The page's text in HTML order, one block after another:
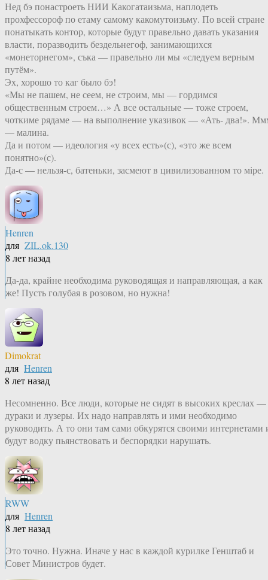
Нед бэ понастроеть НИИ Какогатаизьма, наплодеть
прохфессороф по етаму самому какомутоизьму. По всей стране
понатыкать контор, которые будут правельно давать указания
власти, поразводить бездельнегоф, занимающихся
«монеторнегом», съка — правельно ли мы «следуем верным
путём».
Эх, хорошо то каг было бэ!
«Мы не пашем, не сеем, не строим, мы — гордимся
общественным строем…» А все остальные — тоже строем,
чоткиме рядаме — на выполнение указивок — «Ать- два!».
— малина.
Да и потом — идеология «у всех есть»(с), «это же всем
понятно»(с).
Да-с — нельзя-с, батеньки, засмеют в цивилизованном то мiре.
Henren
для ZIL.ok.130
8 лет назад
Да-да, крайне необходима руководящая и направляющая, а как
же! Пусть голубая в розовом, но нужна!
Dimokrat
для Henren
8 лет назад
Несомненно. Все люди, которые не сидят в высоких креслах —
дураки и лузеры. Их надо направлять и ими необходимо
руководить. А то они там сами обкурятся своими интернетами
будут водку пьянствовать и беспорядки нарушать.
RWW
для Henren
8 лет назад
Это точно. Нужна. Иначе у нас в каждой курилке Генштаб и
Совет Министров будет.